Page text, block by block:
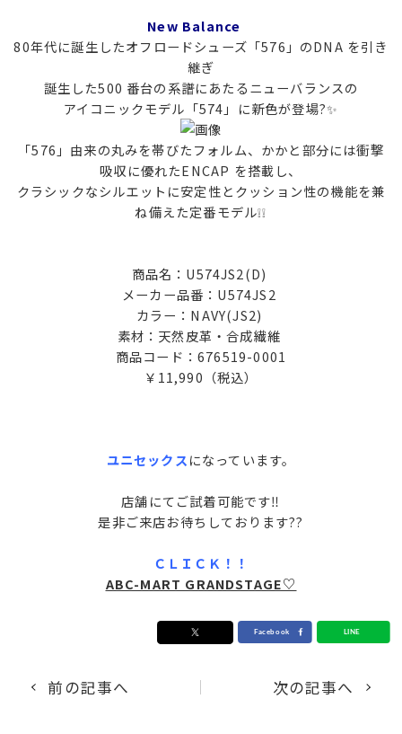
New Balance
80年代に誕生したオフロードシューズ「576」のDNA を引き
継ぎ
誕生した500 番台の系譜にあたるニューバランスの
アイコニックモデル「574」に新色が登場?✨
「576」由来の丸みを帯びたフォルム、かかと部分には衝撃
吸収に優れたENCAP を搭載し、
クラシックなシルエットに安定性とクッション性の機能を兼
ね備えた定番モデル❕❕
商品名：U574JS2(D)
メーカー品番：U574JS2
カラー：NAVY(JS2)
素材：天然皮革・合成繊維
商品コード：676519-0001
￥11,990（税込）
ユニセックスになっています。
店舗にてご試着可能です‼
是非ご来店お待ちしております??
ＣＬＩＣＫ！！
ABC-MART GRANDSTAGE♡
前の記事へ 次の記事へ